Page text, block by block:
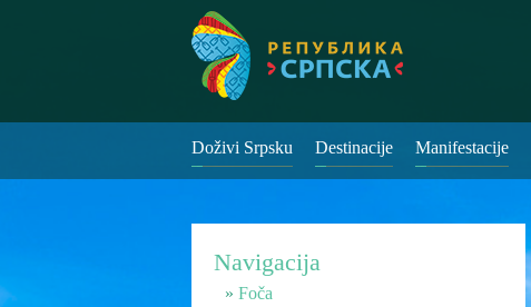
Doživi Srpsku Destinacije Manifestacije
Navigacija
Foča